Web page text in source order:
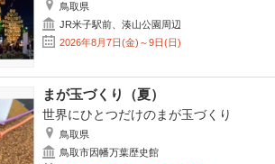
鳥取県
JR米子駅前、湊山公園周辺
2026年8月7日(金)～9日(日)
まが玉づくり（夏）
世界にひとつだけのまが玉づくり
鳥取県
鳥取市因幡万葉歴史館